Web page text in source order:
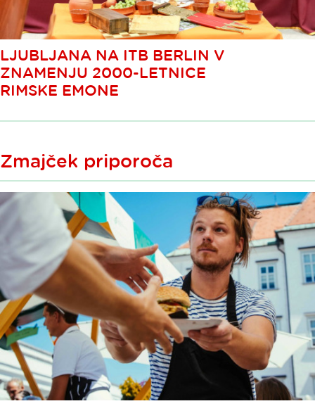
LJUBLJANA NA ITB BERLIN V
ZNAMENJU 2000-LETNICE
RIMSKE EMONE
Zmajček priporoča